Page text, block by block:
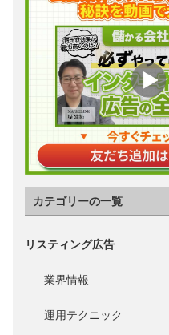
カテゴリーの一覧
リスティング広告
業界情報
運用テクニック